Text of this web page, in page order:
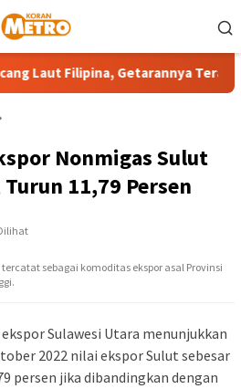
Filipina, Getarannya Terasa
Nonmigas Sulut
11,79 Persen
sebagai komoditas ekspor asal Provinsi
Sulawesi Utara menunjukkan
2022 nilai ekspor Sulut sebesar
persen jika dibandingkan dengan